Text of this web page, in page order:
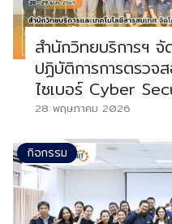
สำนักวิทยบริการฯ จั
ปฏิบัติการการตรวจ
ไซเบอร์ Cyber
28 พฤษภาคม 2026
กิจกรรม